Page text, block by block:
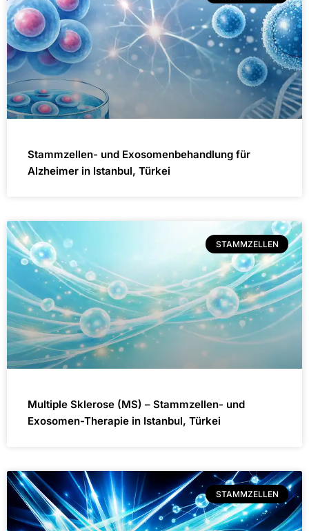
Stammzellen- und Exosomenbehandlung für
Alzheimer in Istanbul, Türkei
STAMMZELLEN
Multiple Sklerose (MS) – Stammzellen- und
Exosomen-Therapie in Istanbul, Türkei
STAMMZELLEN